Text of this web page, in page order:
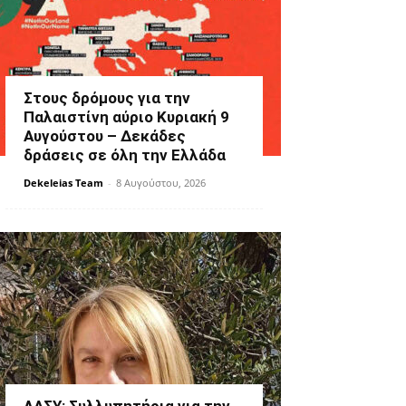
Στους δρόμους για την
Παλαιστίνη αύριο Κυριακή 9
Αυγούστου – Δεκάδες
δράσεις σε όλη την Ελλάδα
Dekeleias Team - 8 Αυγούστου, 2026